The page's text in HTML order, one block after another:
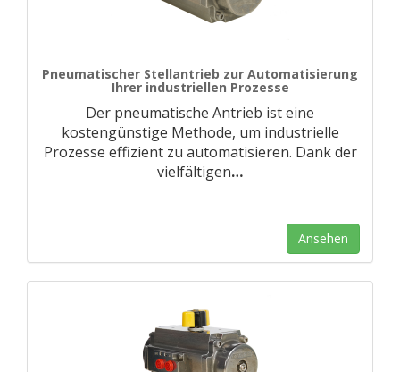
Pneumatischer Stellantrieb zur Automatisierung
Ihrer industriellen Prozesse
Der pneumatische Antrieb ist eine
kostengünstige Methode, um industrielle
Prozesse effizient zu automatisieren. Dank der
vielfältigen…
Ansehen